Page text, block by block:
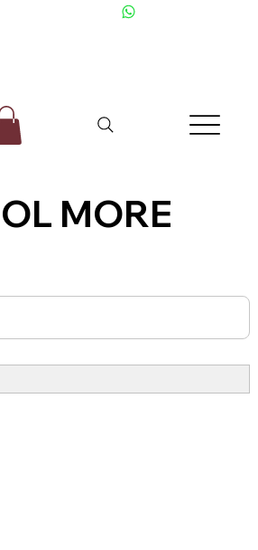
MORE